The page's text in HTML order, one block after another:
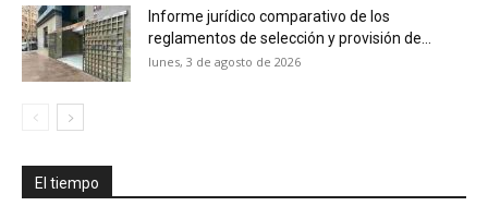
Informe jurídico comparativo de los
reglamentos de selección y provisión de...
lunes, 3 de agosto de 2026
El tiempo